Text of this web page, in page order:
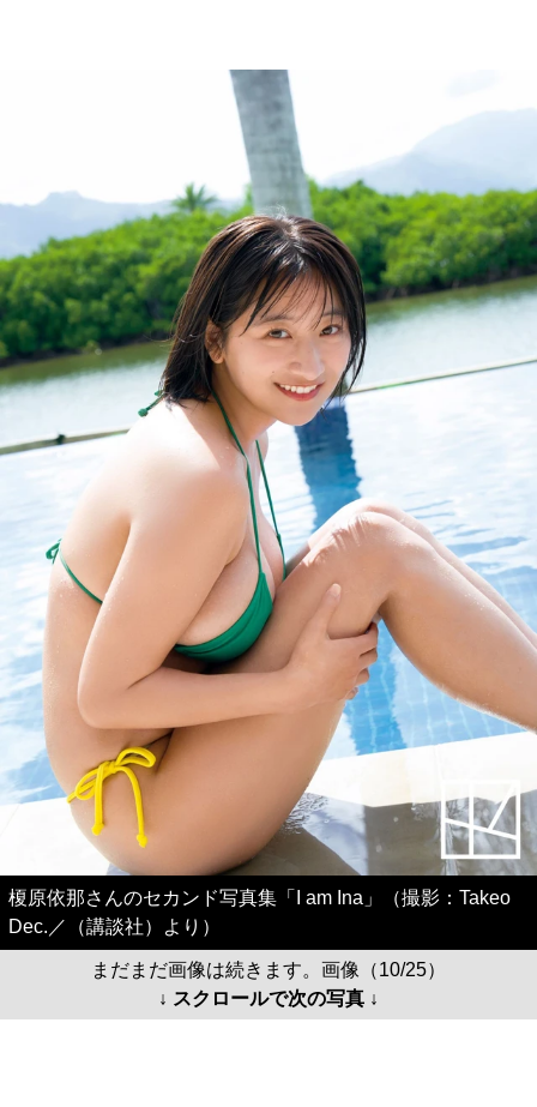
榎原依那さんのセカンド写真集「I am Ina」（撮影：Takeo
Dec.／（講談社）より）
まだまだ画像は続きます。画像（10/25）
↓ スクロールで次の写真 ↓